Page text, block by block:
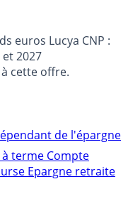
euros Lucya CNP :
2027
cette offre.
de l'épargne
terme Compte
Epargne retraite